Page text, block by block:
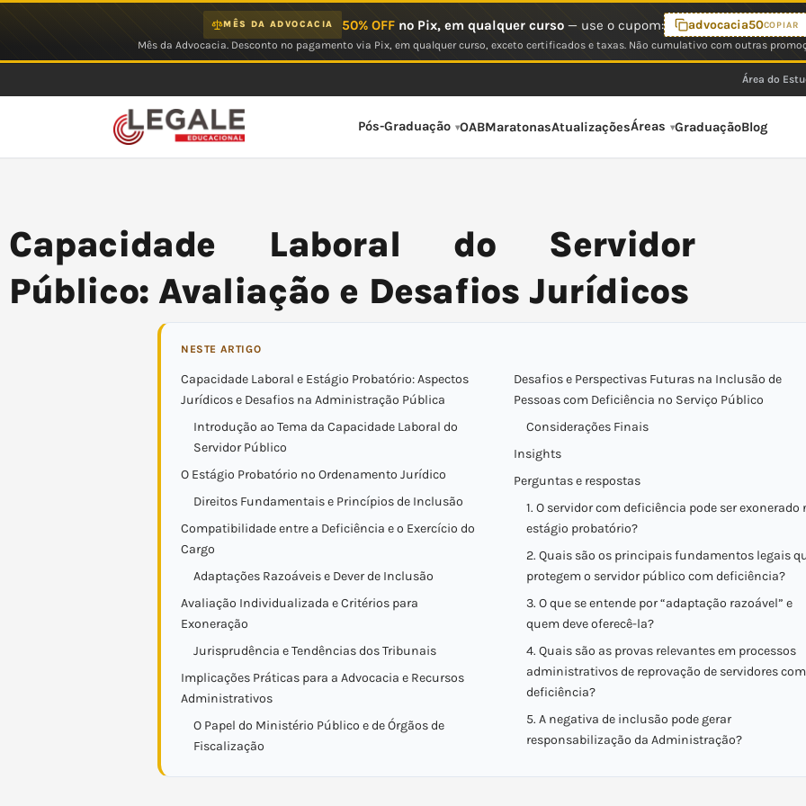
MÊS DA ADVOCACIA 50% OFFno Pix, em qualquer curso— use o cupom: advocacia50COPIAR
Mês da Advocacia. Desconto no pagamento via Pix, em qualquer curso, exceto certificados e taxas. Não cumulativo com outras
Área do
Pós-Graduação OABMaratonasAtualizaçõesÁreas GraduaçãoBlog
Capacidade Laboral do Servidor
Público: Avaliação e Desafios Jurídicos
NESTE ARTIGO
Capacidade Laboral e Estágio Probatório: Aspectos
Jurídicos e Desafios na Administração Pública
Introdução ao Tema da Capacidade Laboral do
Servidor Público
O Estágio Probatório no Ordenamento Jurídico
Direitos Fundamentais e Princípios de Inclusão
Compatibilidade entre a Deficiência e o Exercício do
Cargo
Adaptações Razoáveis e Dever de Inclusão
Avaliação Individualizada e Critérios para
Exoneração
Jurisprudência e Tendências dos Tribunais
Implicações Práticas para a Advocacia e Recursos
Administrativos
O Papel do Ministério Público e de Órgãos de
Fiscalização
Desafios e Perspectivas Futuras na Inclusão de
Pessoas com Deficiência no Serviço Público
Considerações Finais
Insights
Perguntas e respostas
1. O servidor com deficiência pode ser exonerado
estágio probatório?
2. Quais são os principais fundamentos legais
protegem o servidor público com deficiência?
3. O que se entende por “adaptação razoável” e
quem deve oferecê-la?
4. Quais são as provas relevantes em processos
administrativos de reprovação de servidores com
deficiência?
5. A negativa de inclusão pode gerar
responsabilização da Administração?